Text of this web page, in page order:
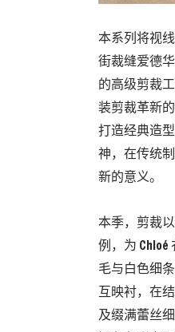
本系列将视
街裁缝爱德
的高级剪裁
装剪裁革新
打造经典造
神，在传统
新的意义。
本季，剪裁
例，为
毛与白色细
互映衬，在
及缀满蕾丝